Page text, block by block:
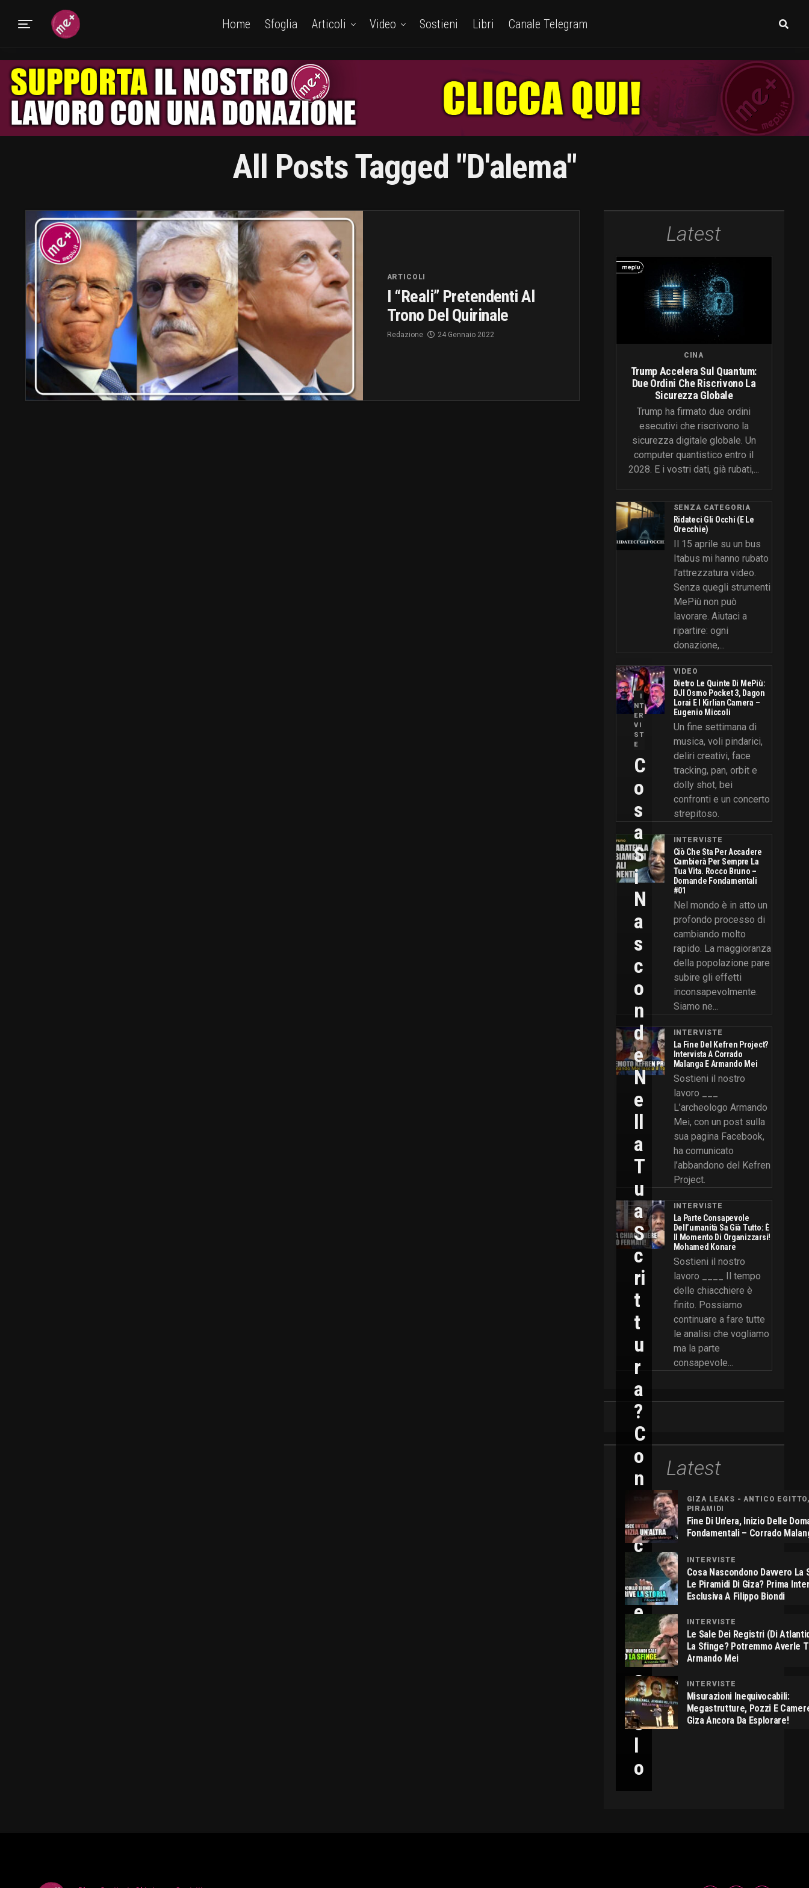
Home Sfoglia Articoli Video Sostieni Libri Canale Telegram
All Posts Tagged "D'alema"
ARTICOLI
I “Reali” Pretendenti Al
Trono Del Quirinale
Redazione 24 Gennaio 2022
Latest
CINA
Trump Accelera Sul Quantum:
Due Ordini Che Riscrivono La
Sicurezza Globale
Trump ha firmato due ordini
esecutivi che riscrivono la
sicurezza digitale globale. Un
computer quantistico entro il
2028. E i vostri dati, già rubati,...
SENZA CATEGORIA
Ridateci Gli Occhi (e Le
Orecchie)
Il 15 aprile su un bus
Itabus mi hanno rubato
l'attrezzatura video.
Senza quegli strumenti
MePiù non può
lavorare. Aiutaci a
ripartire: ogni
donazione,...
VIDEO
Dietro Le Quinte Di MePiù:
DJI Osmo Pocket 3, Dagon
Lorai E I Kirlian Camera –
Eugenio Miccoli
Un fine settimana di
musica, voli pindarici,
deliri creativi, face
tracking, pan, orbit e
dolly shot, bei
confronti e un concerto
strepitoso.
INTERVISTE
Ciò Che Sta Per Accadere
Cambierà Per Sempre La
Tua Vita. Rocco Bruno –
Domande Fondamentali
#01
Nel mondo è in atto un
profondo processo di
cambiando molto
rapido. La maggioranza
della popolazione pare
subire gli effetti
inconsapevolmente.
Siamo ne...
INTERVISTE
La Fine Del Kefren Project?
Intervista A Corrado
Malanga E Armando Mei
Sostieni il nostro
lavoro ___
L’archeologo Armando
Mei, con un post sulla
sua pagina Facebook,
ha comunicato
l’abbandono del Kefren
Project.
INTERVISTE
La Parte Consapevole
Dell’umanità Sa Già Tutto: È
Il Momento Di Organizzarsi!
Mohamed Konare
Sostieni il nostro
lavoro ____ Il tempo
delle chiacchiere è
finito. Possiamo
continuare a fare tutte
le analisi che vogliamo
ma la parte
consapevole...
Latest
I
NT
ER
VI
ST
E
C
O
S
A
S
I
N
A
S
C
O
N
D
E
N
E
Ll
A
T
U
A
S
C
Ri
T
T
U
R
A
?
C
O
N
I
C
L
E
C
I
C
C
O
L
O
GIZA LEAKS - ANTICO
PIRAMIDI
Fine Di Un’era, Inizio Delle
Fondamentali – Corrado
INTERVISTE
Cosa Nascondono Davvero La
Le Piramidi Di Giza? Prima
Esclusiva A Filippo Biondi
INTERVISTE
Le Sale Dei Registri (di
La Sfinge? Potremmo Averle
Armando Mei
INTERVISTE
Misurazioni Inequivocabili:
Megastrutture, Pozzi E
Giza Ancora Da Esplorare!